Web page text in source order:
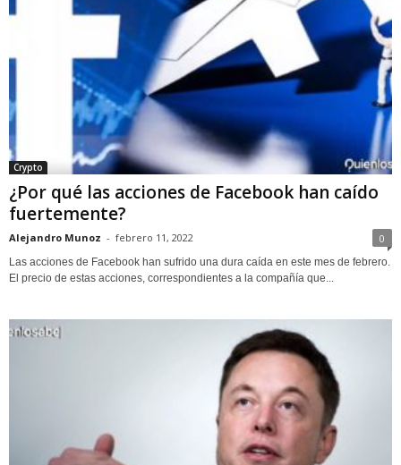
Crypto
¿Por qué las acciones de Facebook han caído
fuertemente?
Alejandro Munoz - febrero 11, 2022 0
Las acciones de Facebook han sufrido una dura caída en este mes de febrero.
El precio de estas acciones, correspondientes a la compañía que...